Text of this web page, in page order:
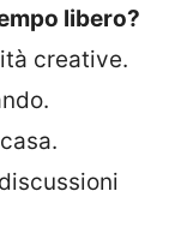
libero?
creative.